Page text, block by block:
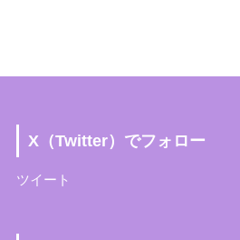
X（Twitter）でフォロー
ツイート